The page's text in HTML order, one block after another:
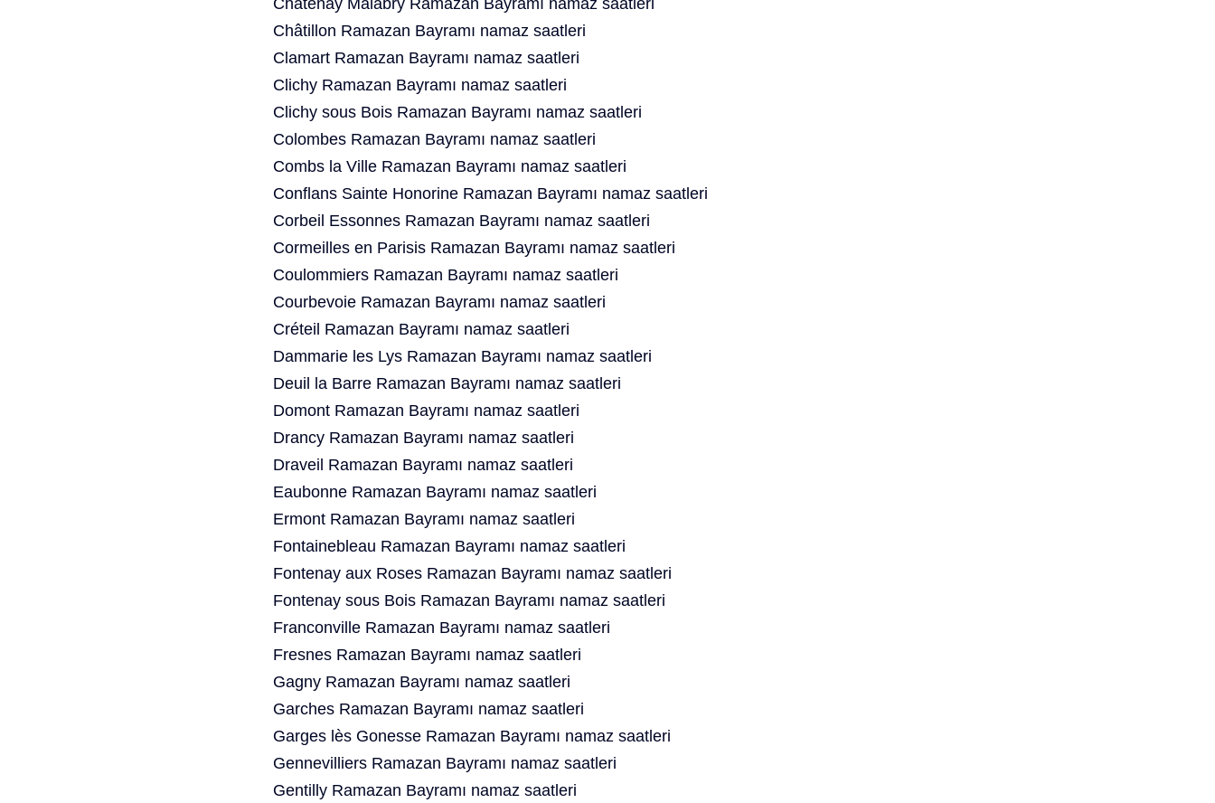
Châtenay Malabry Ramazan Bayramı namaz saatleri
Châtillon Ramazan Bayramı namaz saatleri
Clamart Ramazan Bayramı namaz saatleri
Clichy Ramazan Bayramı namaz saatleri
Clichy sous Bois Ramazan Bayramı namaz saatleri
Colombes Ramazan Bayramı namaz saatleri
Combs la Ville Ramazan Bayramı namaz saatleri
Conflans Sainte Honorine Ramazan Bayramı namaz saatleri
Corbeil Essonnes Ramazan Bayramı namaz saatleri
Cormeilles en Parisis Ramazan Bayramı namaz saatleri
Coulommiers Ramazan Bayramı namaz saatleri
Courbevoie Ramazan Bayramı namaz saatleri
Créteil Ramazan Bayramı namaz saatleri
Dammarie les Lys Ramazan Bayramı namaz saatleri
Deuil la Barre Ramazan Bayramı namaz saatleri
Domont Ramazan Bayramı namaz saatleri
Drancy Ramazan Bayramı namaz saatleri
Draveil Ramazan Bayramı namaz saatleri
Eaubonne Ramazan Bayramı namaz saatleri
Ermont Ramazan Bayramı namaz saatleri
Fontainebleau Ramazan Bayramı namaz saatleri
Fontenay aux Roses Ramazan Bayramı namaz saatleri
Fontenay sous Bois Ramazan Bayramı namaz saatleri
Franconville Ramazan Bayramı namaz saatleri
Fresnes Ramazan Bayramı namaz saatleri
Gagny Ramazan Bayramı namaz saatleri
Garches Ramazan Bayramı namaz saatleri
Garges lès Gonesse Ramazan Bayramı namaz saatleri
Gennevilliers Ramazan Bayramı namaz saatleri
Gentilly Ramazan Bayramı namaz saatleri